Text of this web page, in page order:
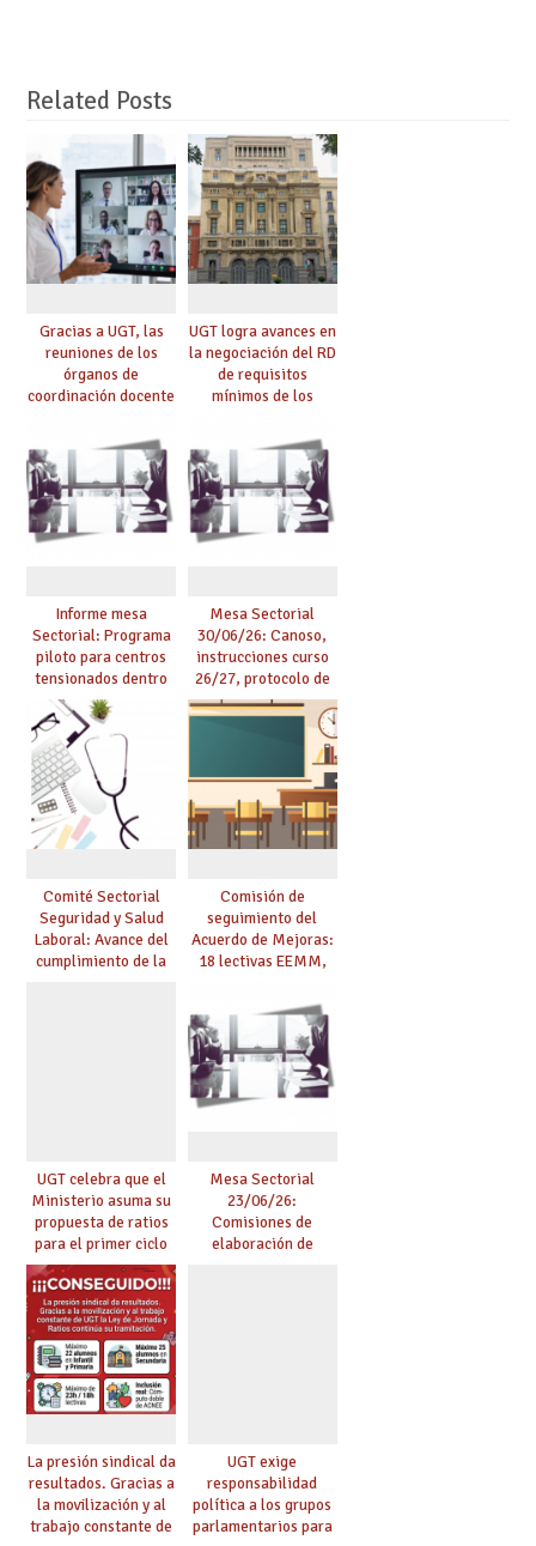
Related Posts
Gracias a UGT, las
reuniones de los
órganos de
coordinación docente
de manera
telemática, sin exigir
presencialidad en el
centro
UGT logra avances en
la negociación del RD
de requisitos
mínimos de los
exige al Ministerio
que los compromisos
se materialicen con
la mayor agilidad
posible
Informe mesa
Sectorial: Programa
piloto para centros
tensionados dentro
del marco del
Acuerdo de Mejoras y
evaluación del curso
25/26
Mesa Sectorial
30/06/26: Canoso,
instrucciones curso
26/27, protocolo de
agresiones.
Comité Sectorial
Seguridad y Salud
Laboral: Avance del
cumplimiento de la
Comisión de
seguimiento del
Acuerdo de Mejoras:
18 lectivas EEMM,
mayores 55 y pilotaje
en centros
tensionados
UGT celebra que el
Ministerio asuma su
propuesta de ratios
para el primer ciclo
de Infantil y pide
extender la misma
ambición al resto de
etapas
Mesa Sectorial
23/06/26:
Comisiones de
elaboración de
La presión sindical da
resultados. Gracias a
la movilización y al
trabajo constante de
UGT exige
responsabilidad
política a los grupos
parlamentarios para